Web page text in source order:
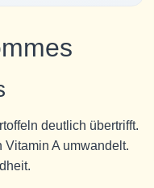
deutlich übertrifft.
A umwandelt.